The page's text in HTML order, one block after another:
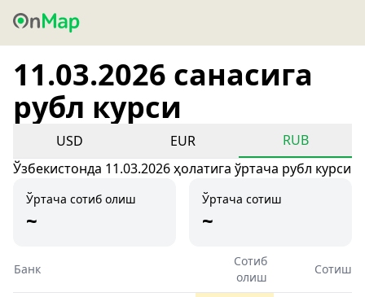
11.03.2026 санасига
рубл курси
USD EUR
RUB
Ўзбекистонда 11.03.2026 ҳолатига ўртача рубл курси
Ўртача сотиб олиш
~
Ўртача сотиш
~
Банк
Сотиб
олиш
Сотиш